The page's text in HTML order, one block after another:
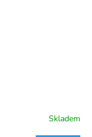
Skladem